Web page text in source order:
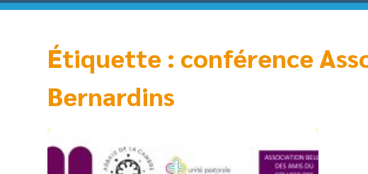
Étiquette : conférence
Bernardins